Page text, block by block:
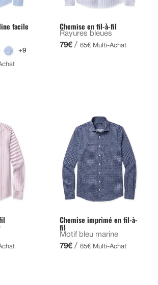
facile
+9
Chemise en fil-à-fil
Rayures bleues
79€ / 65€ Multi-Achat
Chemise imprimé en fil-à-
fil
Motif bleu marine
79€ / 65€ Multi-Achat